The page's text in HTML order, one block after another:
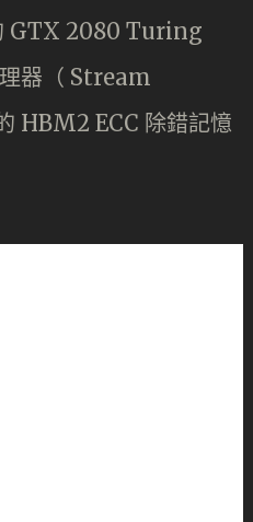
GTX 2080 Turing
器（ Stream
HBM2 ECC 除錯記憶